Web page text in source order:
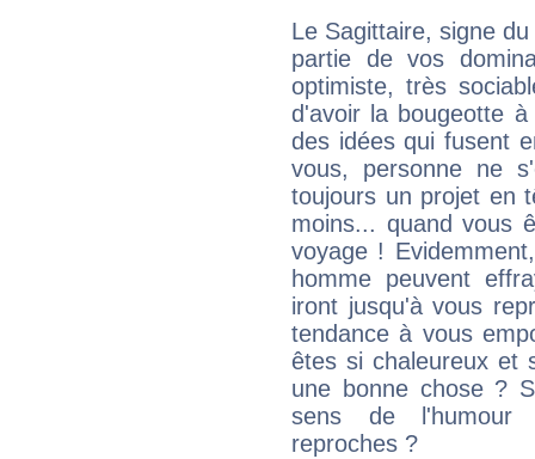
Le Sagittaire, signe
partie de vos
optimiste, très
d'avoir la bougeotte
des idées qui fusent
vous, personne ne
toujours un projet en
moins... quand vous
voyage !
homme peuvent
iront jusqu'à vous
tendance à vous
êtes si chaleureux et
une bonne chose ?
sens de l'humour
reproches ?